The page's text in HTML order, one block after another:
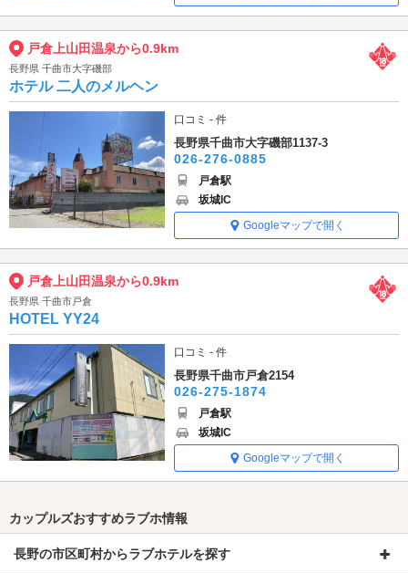
戸倉上山田温泉から0.9km
長野県 千曲市大字磯部
ホテル 二人のメルヘン
口コミ - 件
長野県千曲市大字磯部1137-3
026-276-0885
戸倉駅
坂城IC
Googleマップで開く
戸倉上山田温泉から0.9km
長野県 千曲市戸倉
HOTEL YY24
口コミ - 件
長野県千曲市戸倉2154
026-275-1874
戸倉駅
坂城IC
Googleマップで開く
カップルズおすすめラブホ情報
長野の市区町村からラブホテルを探す